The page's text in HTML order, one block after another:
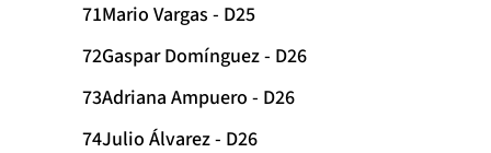
Mario Vargas - D25
Gaspar Domínguez - D26
Adriana Ampuero - D26
Julio Álvarez - D26